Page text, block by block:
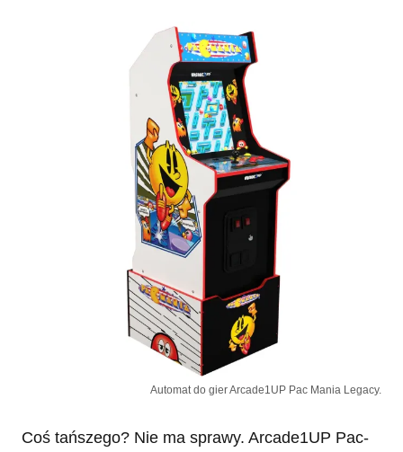
Automat do gier Arcade1UP Pac Mania Legacy.
Coś tańszego? Nie ma sprawy. Arcade1UP Pac-